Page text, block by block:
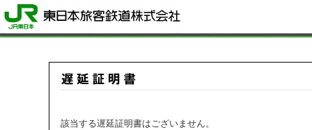
該当する遅延証明書はございません。